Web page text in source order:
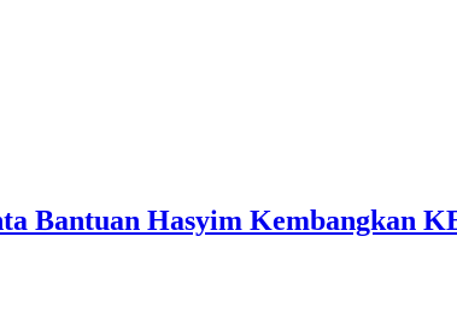
Bantuan Hasyim Kembangkan